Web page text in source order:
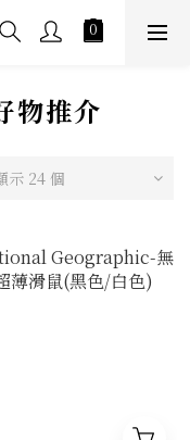
物推介
示 24 個